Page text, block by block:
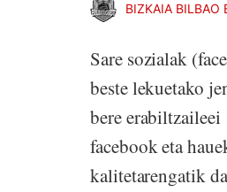
BIZKAIA BILBAO
Sare sozialak
beste lekuetako
bere
facebook eta
kalitetarengatik